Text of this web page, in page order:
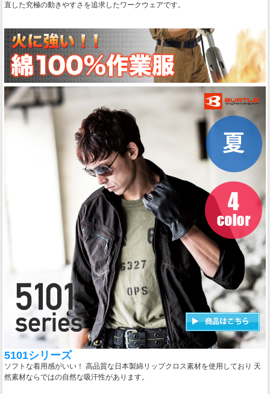
直した究極の動きやすさを追求したワークウェアです。
5101シリーズ
ソフトな着用感がいい！ 高品質な日本製綿リップクロス素材を使用しており 天
然素材ならではの自然な吸汗性があります。